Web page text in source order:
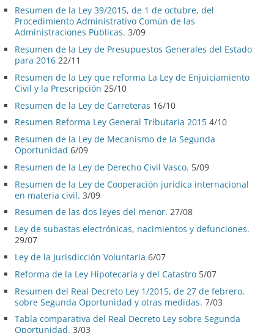
Resumen de la Ley 39/2015, de 1 de octubre, del
Procedimiento Administrativo Común de las
Administraciones Publicas. 3/09
Resumen de la Ley de Presupuestos Generales del Estado
para 2016 22/11
Resumen de la Ley que reforma La Ley de Enjuiciamiento
Civil y la Prescripción 25/10
Resumen de la Ley de Carreteras 16/10
Resumen Reforma Ley General Tributaria 2015 4/10
Resumen de la Ley de Mecanismo de la Segunda
Oportunidad 6/09
Resumen de la Ley de Derecho Civil Vasco. 5/09
Resumen de la Ley de Cooperación jurídica internacional
en materia civil. 3/09
Resumen de las dos leyes del menor. 27/08
Ley de subastas electrónicas, nacimientos y defunciones.
29/07
Ley de la Jurisdicción Voluntaria 6/07
Reforma de la Ley Hipotecaria y del Catastro 5/07
Resumen del Real Decreto Ley 1/2015, de 27 de febrero,
sobre Segunda Oportunidad y otras medidas. 7/03
Tabla comparativa del Real Decreto Ley sobre Segunda
Oportunidad. 3/03